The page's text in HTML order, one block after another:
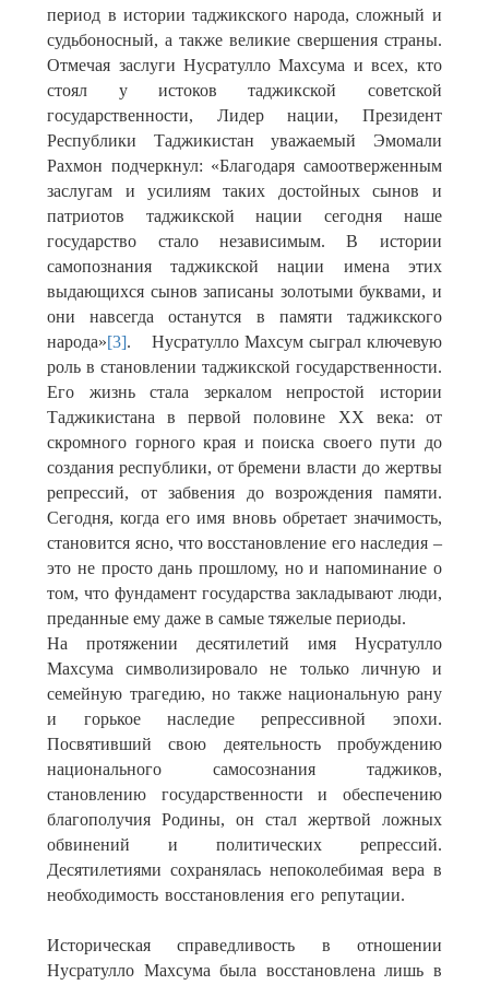
период в истории таджикского народа, сложный и
судьбоносный, а также великие свершения страны.
Отмечая заслуги Нусратулло Махсума и всех, кто
стоял у истоков таджикской советской
государственности, Лидер нации, Президент
Республики Таджикистан уважаемый Эмомали
Рахмон подчеркнул: «Благодаря самоотверженным
заслугам и усилиям таких достойных сынов и
патриотов таджикской нации сегодня наше
государство стало независимым. В истории
самопознания таджикской нации имена этих
выдающихся сынов записаны золотыми буквами, и
они навсегда останутся в памяти таджикского
народа»[3]. Нусратулло Махсум сыграл ключевую
роль в становлении таджикской государственности.
Его жизнь стала зеркалом непростой истории
Таджикистана в первой половине XX века: от
скромного горного края и поиска своего пути до
создания республики, от бремени власти до жертвы
репрессий, от забвения до возрождения памяти.
Сегодня, когда его имя вновь обретает значимость,
становится ясно, что восстановление его наследия –
это не просто дань прошлому, но и напоминание о
том, что фундамент государства закладывают люди,
преданные ему даже в самые тяжелые периоды.
На протяжении десятилетий имя Нусратулло
Махсума символизировало не только личную и
семейную трагедию, но также национальную рану
и горькое наследие репрессивной эпохи.
Посвятивший свою деятельность пробуждению
национального самосознания таджиков,
становлению государственности и обеспечению
благополучия Родины, он стал жертвой ложных
обвинений и политических репрессий.
Десятилетиями сохранялась непоколебимая вера в
необходимость восстановления его репутации.
Историческая справедливость в отношении
Нусратулло Махсума была восстановлена лишь в